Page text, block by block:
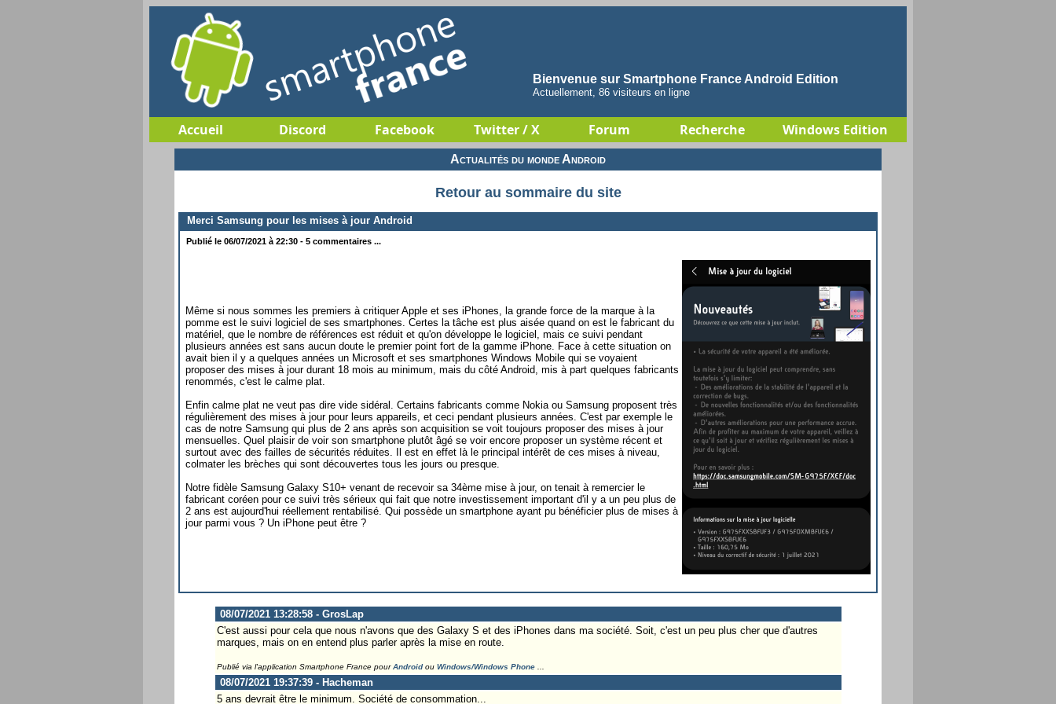
Bienvenue sur Smartphone France Android Edition
Actuellement, 86 visiteurs en ligne
Accueil Discord Facebook Twitter / X Forum Recherche Windows Edition
Actualités du monde Android
Retour au sommaire du site
Merci Samsung pour les mises à jour Android
Publié le 06/07/2021 à 22:30 - 5 commentaires ...
Même si nous sommes les premiers à critiquer Apple et ses iPhones, la grande force de la marque à la
pomme est le suivi logiciel de ses smartphones. Certes la tâche est plus aisée quand on est le fabricant du
matériel, que le nombre de références est réduit et qu'on développe le logiciel, mais ce suivi pendant
plusieurs années est sans aucun doute le premier point fort de la gamme iPhone. Face à cette situation on
avait bien il y a quelques années un Microsoft et ses smartphones Windows Mobile qui se voyaient
proposer des mises à jour durant 18 mois au minimum, mais du côté Android, mis à part quelques fabricants
renommés, c'est le calme plat.
Enfin calme plat ne veut pas dire vide sidéral. Certains fabricants comme Nokia ou Samsung proposent très
régulièrement des mises à jour pour leurs appareils, et ceci pendant plusieurs années. C'est par exemple le
cas de notre Samsung qui plus de 2 ans après son acquisition se voit toujours proposer des mises à jour
mensuelles. Quel plaisir de voir son smartphone plutôt âgé se voir encore proposer un système récent et
surtout avec des failles de sécurités réduites. Il est en effet là le principal intérêt de ces mises à niveau,
colmater les brèches qui sont découvertes tous les jours ou presque.
Notre fidèle Samsung Galaxy S10+ venant de recevoir sa 34ème mise à jour, on tenait à remercier le
fabricant coréen pour ce suivi très sérieux qui fait que notre investissement important d'il y a un peu plus de
2 ans est aujourd'hui réellement rentabilisé. Qui possède un smartphone ayant pu bénéficier plus de mises à
jour parmi vous ? Un iPhone peut être ?
08/07/2021 13:28:58 - GrosLap
C'est aussi pour cela que nous n'avons que des Galaxy S et des iPhones dans ma société. Soit, c'est un peu plus cher que d'autres
marques, mais on en entend plus parler après la mise en route.
Publié via l'application Smartphone France pourAndroidou Windows/Windows Phone...
08/07/2021 19:37:39 - Hacheman
5 ans devrait être le minimum. Société de consommation...